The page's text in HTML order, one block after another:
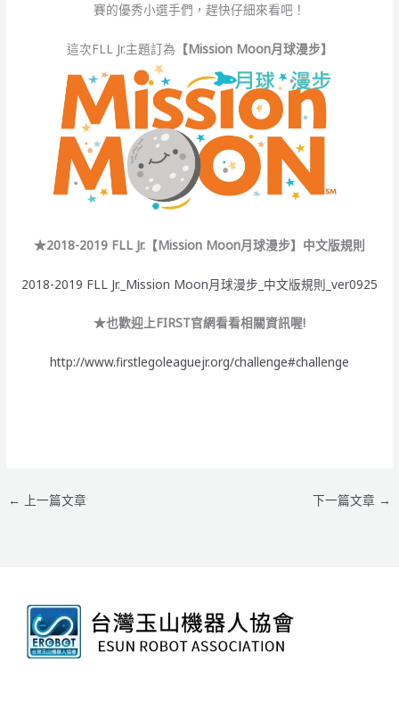
賽的優秀小選手們，趕快仔細來看吧！
這次FLL Jr.主題訂為 【Mission Moon月球漫步】
★2018-2019 FLL Jr.【Mission Moon月球漫步】中文版規則
2018-2019 FLL Jr._Mission Moon月球漫步_中文版規則_ver0925
★也歡迎上FIRST官網看看相關資訊喔!
http://www.firstlegoleaguejr.org/challenge#challenge
← 上一篇文章 下一篇文章 →